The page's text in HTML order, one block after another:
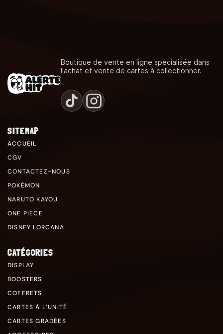
Boutique de vente en ligne spécialisée dans
l'achat et vente de cartes à collectionner.
SITEMAP
ACCUEIL
CGV
CONTACTEZ-NOUS
POKÉMON
NARUTO KAYOU
ONE PIECE
DISNEY LORCANA
CATÉGORIES
DISPLAY
BOOSTERS
COFFRETS
CARTES À L’UNITÉ
CARTES GRADÉES